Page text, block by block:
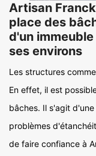
Artisan
place des
d'un
ses environs
Les structures
En effet, il est
bâches. Il s'agit
problèmes
de faire confiance à